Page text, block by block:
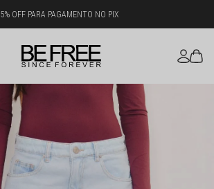
5% OFF PARA PAGAMENTO NO PIX